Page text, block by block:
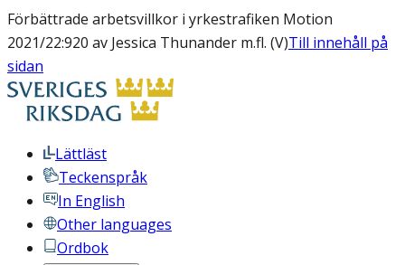
Förbättrade arbetsvillkor i yrkestrafiken Motion
2021/22:920 av Jessica Thunander m.fl. (V)Till innehåll på
sidan
Lättläst
Teckenspråk
In English
Other languages
Ordbok